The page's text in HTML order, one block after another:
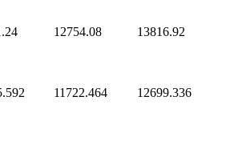
12754.08 13816.92
11722.464 12699.336